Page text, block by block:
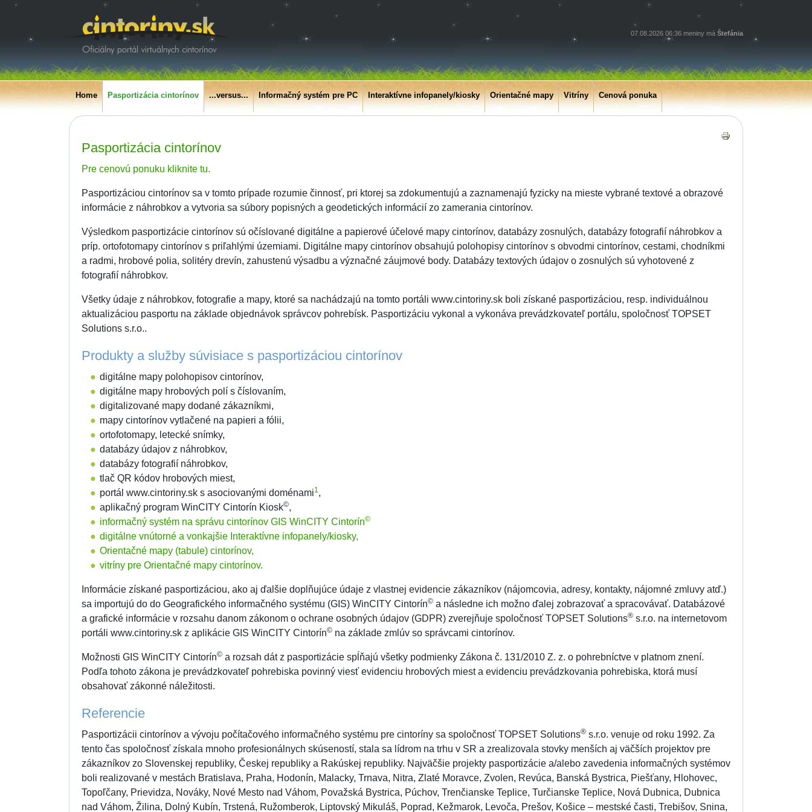
07.08.2026 06:36 meniny má Štefánia
Home Pasportizácia cintorínov ...versus... Informačný systém pre PC Interaktívne infopanely/kiosky Orientačné mapy Vitríny Cenová ponuka
Pasportizácia cintorínov
Pre cenovú ponuku kliknite tu.
Pasportizáciou cintorínov sa v tomto prípade rozumie činnosť, pri ktorej sa zdokumentujú a zaznamenajú fyzicky na mieste vybrané textové a obrazové
informácie z náhrobkov a vytvoria sa súbory popisných a geodetických informácií zo zamerania cintorínov.
Výsledkom pasportizácie cintorínov sú očíslované digitálne a papierové účelové mapy cintorínov, databázy zosnulých, databázy fotografií náhrobkov a
príp. ortofotomapy cintorínov s priľahlými územiami. Digitálne mapy cintorínov obsahujú polohopisy cintorínov s obvodmi cintorínov, cestami, chodníkmi
a radmi, hrobové polia, solitéry drevín, zahustenú výsadbu a význačné záujmové body. Databázy textových údajov o zosnulých sú vyhotovené z
fotografií náhrobkov.
Všetky údaje z náhrobkov, fotografie a mapy, ktoré sa nachádzajú na tomto portáli www.cintoriny.sk boli získané pasportizáciou, resp. individuálnou
aktualizáciou pasportu na základe objednávok správcov pohrebísk. Pasportizáciu vykonal a vykonáva prevádzkovateľ portálu, spoločnosť TOPSET
Solutions s.r.o..
Produkty a služby súvisiace s pasportizáciou cintorínov
digitálne mapy polohopisov cintorínov,
digitálne mapy hrobových polí s číslovaním,
digitalizované mapy dodané zákazníkmi,
mapy cintorínov vytlačené na papieri a fólii,
ortofotomapy, letecké snímky,
databázy údajov z náhrobkov,
databázy fotografií náhrobkov,
tlač QR kódov hrobových miest,
portál www.cintoriny.sk s asociovanými doménami1,
aplikačný program WinCITY Cintorín Kiosk©,
informačný systém na správu cintorínov GIS WinCITY Cintorín©
digitálne vnútorné a vonkajšie Interaktívne infopanely/kiosky,
Orientačné mapy (tabule) cintorínov,
vitríny pre Orientačné mapy cintorínov.
Informácie získané pasportizáciou, ako aj ďalšie doplňujúce údaje z vlastnej evidencie zákazníkov (nájomcovia, adresy, kontakty, nájomné zmluvy atď.)
sa importujú do do Geografického informačného systému (GIS) WinCITY Cintorín© a následne ich možno ďalej zobrazovať a spracovávať. Databázové
a grafické informácie v rozsahu danom zákonom o ochrane osobných údajov (GDPR) zverejňuje spoločnosť TOPSET Solutions® s.r.o. na internetovom
portáli www.cintoriny.sk z aplikácie GIS WinCITY Cintorín© na základe zmlúv so správcami cintorínov.
Možnosti GIS WinCITY Cintorín© a rozsah dát z pasportizácie spĺňajú všetky podmienky Zákona č. 131/2010 Z. z. o pohrebníctve v platnom znení.
Podľa tohoto zákona je prevádzkovateľ pohrebiska povinný viesť evidenciu hrobových miest a evidenciu prevádzkovania pohrebiska, ktorá musí
obsahovať zákonné náležitosti.
Referencie
Pasportizácii cintorínov a vývoju počítačového informačného systému pre cintoríny sa spoločnosť TOPSET Solutions® s.r.o. venuje od roku 1992. Za
tento čas spoločnosť získala mnoho profesionálnych skúseností, stala sa lídrom na trhu v SR a zrealizovala stovky menších aj väčších projektov pre
zákazníkov zo Slovenskej republiky, Českej republiky a Rakúskej republiky. Najväčšie projekty pasportizácie a/alebo zavedenia informačných systémov
boli realizované v mestách Bratislava, Praha, Hodonín, Malacky, Trnava, Nitra, Zlaté Moravce, Zvolen, Revúca, Banská Bystrica, Piešťany, Hlohovec,
Topoľčany, Prievidza, Nováky, Nové Mesto nad Váhom, Považská Bystrica, Púchov, Trenčianske Teplice, Turčianske Teplice, Nová Dubnica, Dubnica
nad Váhom, Žilina, Dolný Kubín, Trstená, Ružomberok, Liptovský Mikuláš, Poprad, Kežmarok, Levoča, Prešov, Košice – mestské časti, Trebišov, Snina,